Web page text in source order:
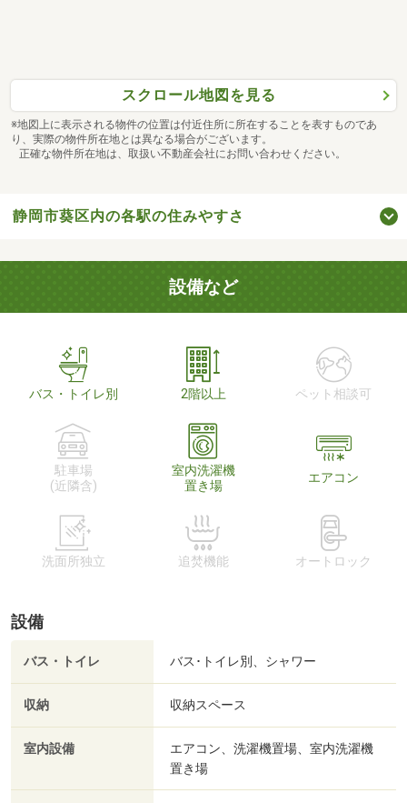
スクロール地図を見る
※地図上に表示される物件の位置は付近住所に所在することを表すものであ
り、実際の物件所在地とは異なる場合がございます。
正確な物件所在地は、取扱い不動産会社にお問い合わせください。
静岡市葵区内の各駅の住みやすさ
設備など
バス・トイレ別 2階以上 ペット相談可
駐車場
(近隣含)
室内洗濯機
置き場
エアコン
洗面所独立 追焚機能 オートロック
設備
バス・トイレ バス･トイレ別、シャワー
収納 収納スペース
室内設備
エアコン、洗濯機置場、室内洗濯機
置き場